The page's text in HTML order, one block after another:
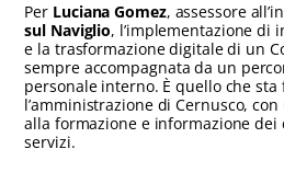
Per Luciana Gomez, assessore
sul Naviglio, l’implementazione
e la trasformazione digitale di un
sempre accompagnata da un
personale interno. È quello che sta
l’amministrazione di Cernusco,
alla formazione e informazione dei
servizi.